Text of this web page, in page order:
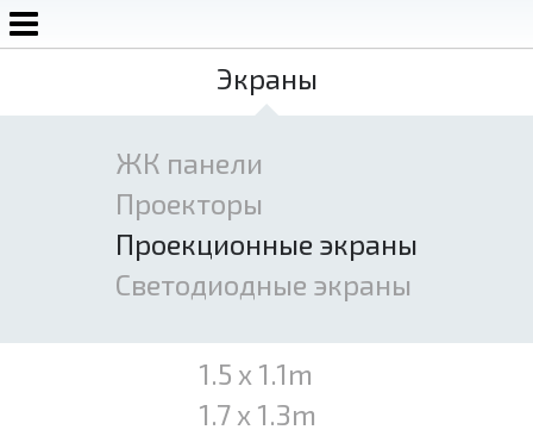
Аренда экранов, звука, света, сцены
+7 920 752-52-22 +7 (4872) 79-01-09
Экраны
ЖК панели
Проекторы
Проекционные экраны
Светодиодные экраны
1.5 x 1.1m
1.7 x 1.3m